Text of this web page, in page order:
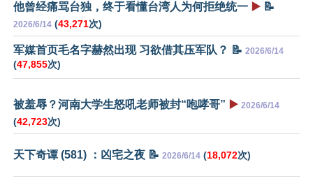
他曾经痛骂台独，终于看懂台湾人为何拒绝统一 ▶️ 📝
2026/6/14 (43,271次)
军媒首页毛名字赫然出现 习欲借其压军队？ 📝 2026/6/14
(47,855次)
被羞辱？河南大学生怒吼老师被封“咆哮哥” ▶️ 2026/6/14
(42,723次)
天下奇谭 (581) ：凶宅之夜 📝 2026/6/14 (18,072次)